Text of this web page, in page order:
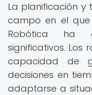
La planificación y
campo en el que
Robótica ha
significativos. Los
capacidad de
decisiones en
adaptarse a